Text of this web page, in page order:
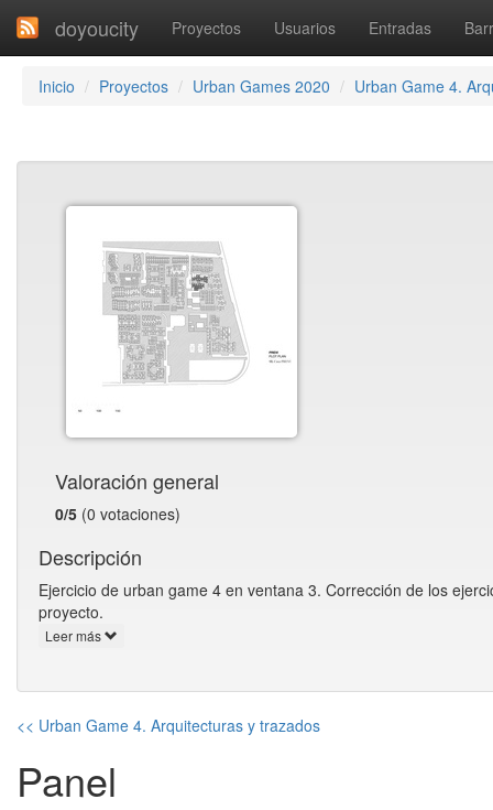
doyoucity Proyectos Usuarios Entradas
Inicio Proyectos Urban Games 2020 Urban Game 4.
Valoración general
0/5 (0 votaciones)
Descripción
Ejercicio de urban game 4 en ventana 3. Corrección de los
proyecto.
Leer más
<< Urban Game 4. Arquitecturas y trazados
Panel